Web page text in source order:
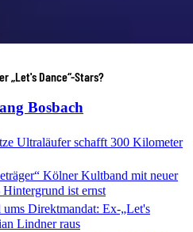
„Let's Dance“-Stars?
Bosbach
Ultraläufer schafft 300 Kilometer
Kölner Kultband mit neuer
ist ernst
Direktmandat: Ex-„Let's
Lindner raus